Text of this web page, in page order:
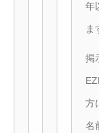
年
ま
掲
方
名